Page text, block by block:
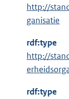
k
:
http://
ganisatie
rdf:type
http://
rdf:type